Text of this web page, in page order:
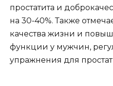
простатита и
на 30-40%. Также
качества жизни и
функции у мужчин,
упражнения для